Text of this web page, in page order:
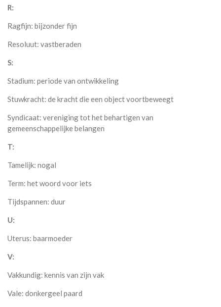
R:
Ragfijn: bijzonder fijn
Resoluut: vastberaden
S:
Stadium: periode van ontwikkeling
Stuwkracht: de kracht die een object voortbeweegt
Syndicaat: vereniging tot het behartigen van
gemeenschappelijke belangen
T:
Tamelijk: nogal
Term: het woord voor iets
Tijdspannen: duur
U:
Uterus: baarmoeder
V:
Vakkundig: kennis van zijn vak
Vale: donkergeel paard